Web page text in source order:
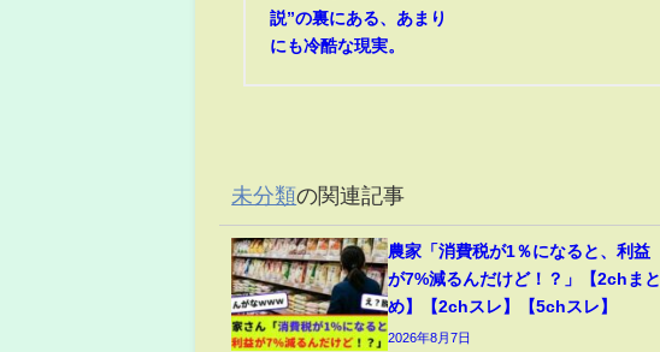
説”の裏にある、あまり
にも冷酷な現実。
未分類の関連記事
農家「消費税が1％になると、利益
が7%減るんだけど！？」【2chまと
め】【2chスレ】【5chスレ】
2026年8月7日